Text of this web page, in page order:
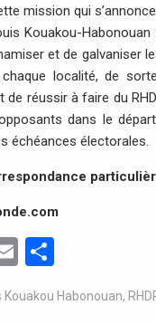
mission qui
Kouakou-Habonouan
et de galvaniser
localité, de
réussir à faire du
dans le
échéances électorales.
EmailPartager
Kouakou Habonouan,